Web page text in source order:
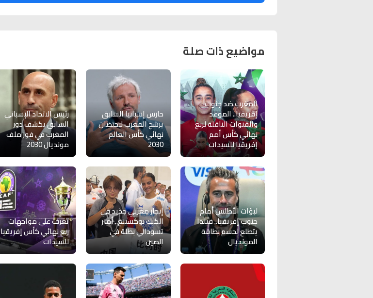
مواضيع ذات صلة
المغرب ضد جنوب
إفريقيا.. الموعد
والقنوات الناقلة لربع
نهائي كأس أمم
إفريقيا للسيدات
حارس إسبانيا السابق
يرشح المغرب لاحتضان
نهائي كأس العالم
2030
رئيس الاتحاد الإسباني
السابق يكشف دور
المغرب في فوز ملف
مونديال 2030
لبؤات الأطلس أمام
جنوب إفريقيا.. فيلدا
يتطلع لحسم بطاقة
المونديال
إنجاز مغربي جديد في
الكيك بوكسينغ.. أمبر
تسودالي بطلة في
الصين
تعرف على مواجهات
ربع نهائي كأس إفريقيا
للسيدات